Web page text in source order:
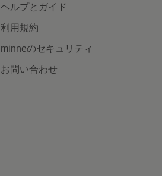
ヘルプとガイド
利用規約
minneのセキュリティ
お問い合わせ